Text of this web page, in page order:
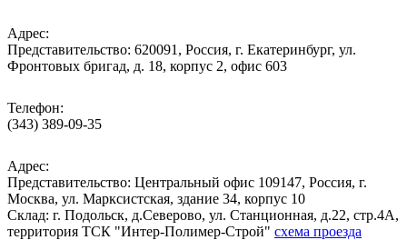
Адрес:
Представительство: 620091, Россия, г. Екатеринбург, ул.
Фронтовых бригад, д. 18, корпус 2, офис 603
Телефон:
(343) 389-09-35
Адрес:
Представительство: Центральный офис 109147, Россия, г.
Москва, ул. Марксистская, здание 34, корпус 10
Cклад: г. Подольск, д.Северово, ул. Станционная, д.22, стр.4А,
территория ТСК "Интер-Полимер-Строй" схема проезда